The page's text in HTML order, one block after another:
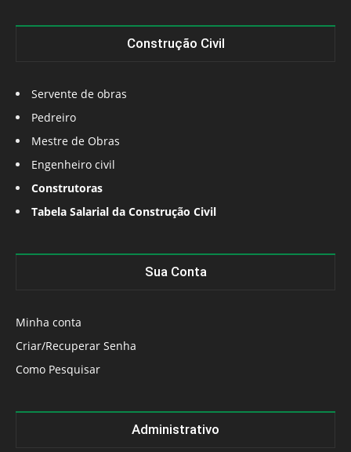
Construção Civil
Servente de obras
Pedreiro
Mestre de Obras
Engenheiro civil
Construtoras
Tabela Salarial da Construção Civil
Sua Conta
Minha conta
Criar/Recuperar Senha
Como Pesquisar
Administrativo